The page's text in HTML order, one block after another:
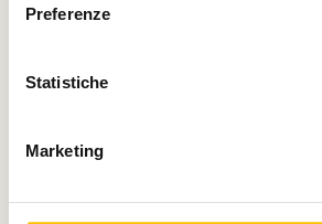
Preferenze
Statistiche
Marketing